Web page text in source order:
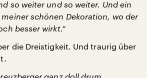
so weiter und so weiter. Und ein
schönen Dekoration, wo der
besser wirkt.“
die Dreistigkeit. Und traurig über